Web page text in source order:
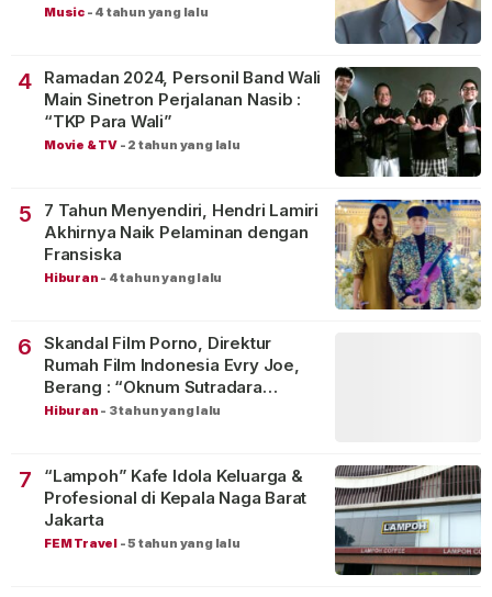
Music - 4 tahun yang lalu
4
Ramadan 2024, Personil Band Wali
Main Sinetron Perjalanan Nasib :
“TKP Para Wali”
Movie & TV - 2 tahun yang lalu
5
7 Tahun Menyendiri, Hendri Lamiri
Akhirnya Naik Pelaminan dengan
Fransiska
Hiburan - 4 tahun yang lalu
6
Skandal Film Porno, Direktur
Rumah Film Indonesia Evry Joe,
Berang : “Oknum Sutradara
Merusak Perfilman Indonesia”!
Hiburan - 3 tahun yang lalu
7
“Lampoh” Kafe Idola Keluarga &
Profesional di Kepala Naga Barat
Jakarta
FEM Travel -5 tahun yang lalu